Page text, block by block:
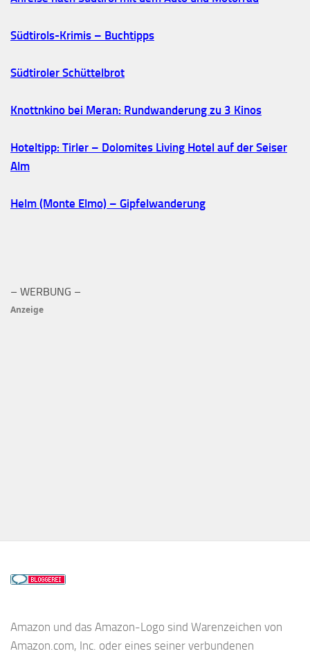
Südtirols-Krimis – Buchtipps
Südtiroler Schüttelbrot
Knottnkino bei Meran: Rundwanderung zu 3 Kinos
Hoteltipp: Tirler – Dolomites Living Hotel auf der Seiser
Alm
Helm (Monte Elmo) – Gipfelwanderung
– WERBUNG –
Anzeige
Amazon und das Amazon-Logo sind Warenzeichen von
Amazon.com, Inc. oder eines seiner verbundenen